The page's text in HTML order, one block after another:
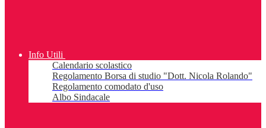
Info Utili
Calendario scolastico
Regolamento Borsa di studio "Dott. Nicola Rolando"
Regolamento comodato d'uso
Albo Sindacale